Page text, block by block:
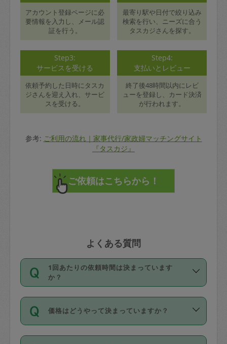
アカウント登録ページに必
要情報を入力し、メール認
証を行う。
最寄り駅や日付で絞り込み
検索を行い、ニーズに合う
タスカジさんを探す。
Step3:
サービスを受ける
依頼予約した日時にタスカ
ジさんを迎え入れ、サービ
スを受ける。
Step4:
支払いとレビュー
終了後48時間以内にレビ
ューを登録し、カード決済
が行われます。
参考: ご利用の流れ｜家事代行/家政婦マッチングサイト
『タスカジ』
よくある質問
1回あたりの依頼時間は決まっています
か？
依頼1回につき3時間固定です。3時間を
超えて依頼したい場合は、延長機能をご
利用ください。機能をご利用いただくに
価格はどうやって決まっていますか？
11種類の価格帯の中からタスカジさん自